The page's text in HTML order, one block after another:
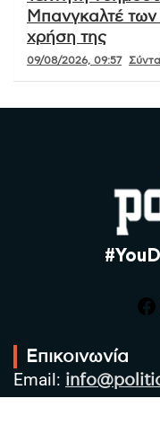
Μπανγκαλτέ των
χρήση της
09/08/2026, 09:57
Επικοινωνία
Email:
Τηλ: